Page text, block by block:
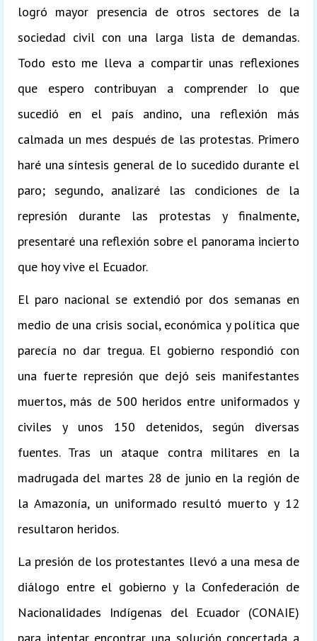
logró mayor presencia de otros sectores de la
sociedad civil con una larga lista de demandas.
Todo esto me lleva a compartir unas reflexiones
que espero contribuyan a comprender lo que
sucedió en el país andino, una reflexión más
calmada un mes después de las protestas. Primero
haré una síntesis general de lo sucedido durante el
paro; segundo, analizaré las condiciones de la
represión durante las protestas y finalmente,
presentaré una reflexión sobre el panorama incierto
que hoy vive el Ecuador.
El paro nacional se extendió por dos semanas en
medio de una crisis social, económica y política que
parecía no dar tregua. El gobierno respondió con
una fuerte represión que dejó seis manifestantes
muertos, más de 500 heridos entre uniformados y
civiles y unos 150 detenidos, según diversas
fuentes. Tras un ataque contra militares en la
madrugada del martes 28 de junio en la región de
la Amazonía, un uniformado resultó muerto y 12
resultaron heridos.
La presión de los protestantes llevó a una mesa de
diálogo entre el gobierno y la Confederación de
Nacionalidades Indígenas del Ecuador (CONAIE)